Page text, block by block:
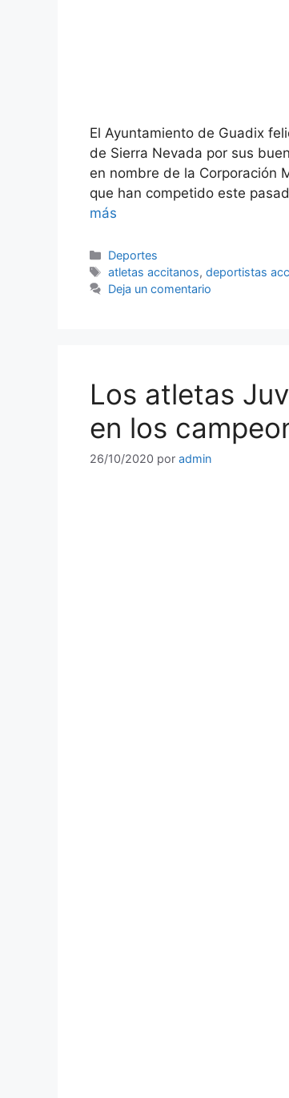
El Ayuntamiento de Guadix
de Sierra Nevada por sus
en nombre de la Corporación
que han competido este
más
Categorías
Deportes
Etiquetas
atletas accitanos,deportistas
Deja un comentario
Los atletas
en los
26/10/2020 por admin